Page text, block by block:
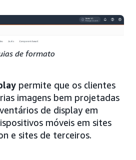
de formato
permite que os clientes
imagens bem projetadas
de display em
móveis em sites
e sites de terceiros.